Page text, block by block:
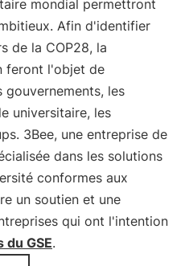
mondial permettront
Afin d'identifier
de la COP28, la
feront l'objet de
gouvernements, les
universitaire, les
3Bee, une entreprise de
dans les solutions
conformes aux
un soutien et une
qui ont l'intention
GSE.